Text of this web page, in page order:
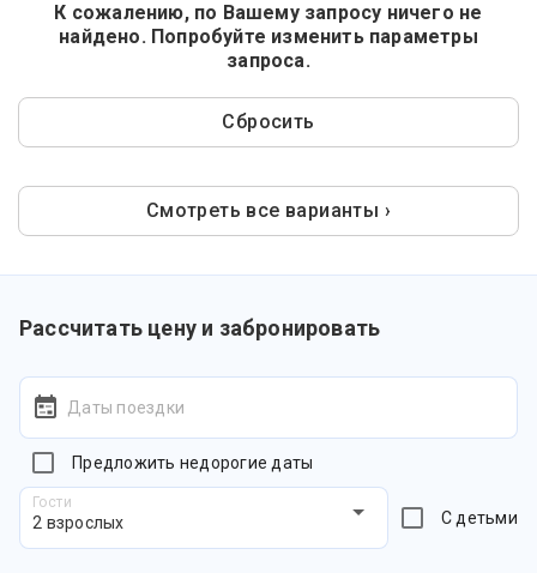
К сожалению, по Вашему запросу ничего не
найдено. Попробуйте изменить параметры
запроса.
Сбросить
Смотреть все варианты ›
Рассчитать цену и забронировать
Даты поездки
Предложить недорогие даты
Гости
2 взрослых С детьми